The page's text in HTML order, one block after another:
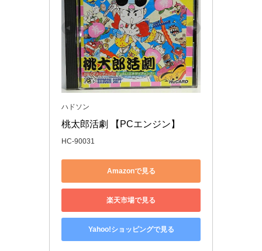
ハドソン
桃太郎活劇 【PCエンジン】
HC-90031
Amazonで見る
楽天市場で見る
Yahoo!ショッピングで見る